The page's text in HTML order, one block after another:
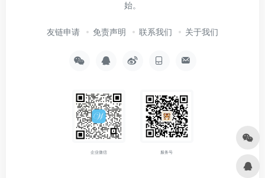
始。
友链申请 免责声明 联系我们 关于我们
企业微信 服务号